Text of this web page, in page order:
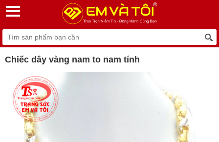
Chiếc dây vàng nam to nam tính